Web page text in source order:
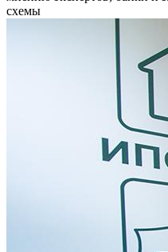
схемы